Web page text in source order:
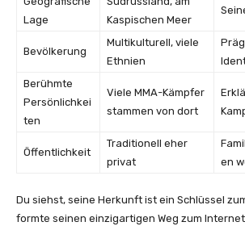
Lage
Kaspischen Meer
Bevölkerung
Multikulturell, viele
Ethnien
Berühmte
Persönlichkei
ten
Viele MMA-Kämpfer
stammen von dort
Öffentlichkeit
Traditionell eher
privat
en
Du siehst, seine Herkunft ist ein Schlüssel
formte seinen einzigartigen Weg zum